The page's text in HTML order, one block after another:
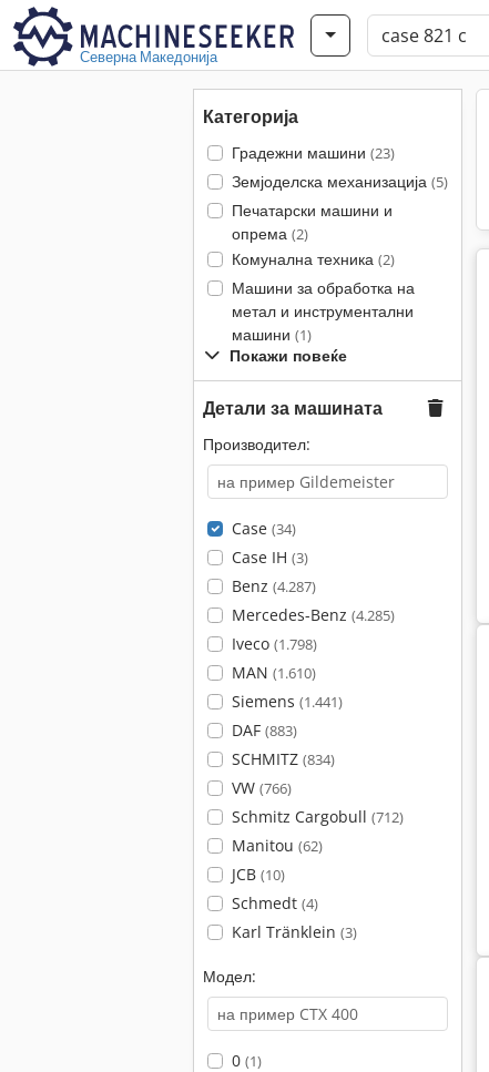
Северна Македонија
Категорија
Градежни машини (23)
Земјоделска механизација (5)
Печатарски машини и
опрема (2)
Комунална техника (2)
Машини за обработка на
метал и инструментални
машини (1)
Покажи повеќе
Детали за машината
Производител:
Case (34)
Case IH (3)
Benz (4.287)
Mercedes-Benz (4.285)
Iveco (1.798)
MAN (1.610)
Siemens (1.441)
DAF (883)
SCHMITZ (834)
VW (766)
Schmitz Cargobull (712)
Manitou (62)
JCB (10)
Schmedt (4)
Karl Tränklein (3)
Модел:
0 (1)